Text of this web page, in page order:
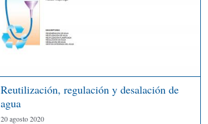
Reutilización, regulación y desalación de
agua
20 agosto 2020